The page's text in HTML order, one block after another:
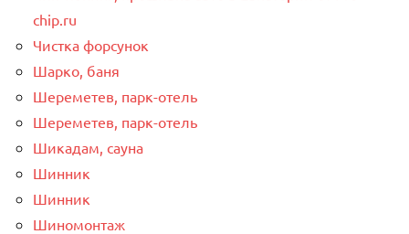
chip.ru
Чистка форсунок
Шарко, баня
Шереметев, парк-отель
Шереметев, парк-отель
Шикадам, сауна
Шинник
Шинник
Шиномонтаж